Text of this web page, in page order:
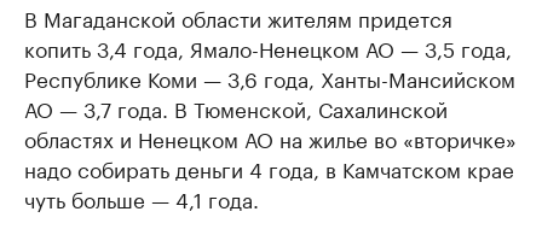
В Магаданской области жителям придется
копить 3,4 года, Ямало-Ненецком АО — 3,5 года,
Республике Коми — 3,6 года, Ханты-Мансийском
АО — 3,7 года. В Тюменской, Сахалинской
областях и Ненецком АО на жилье во «вторичке»
надо собирать деньги 4 года, в Камчатском крае
чуть больше — 4,1 года.